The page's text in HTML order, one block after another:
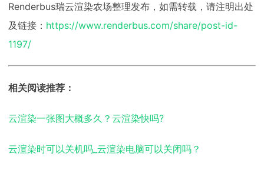
Renderbus瑞云渲染农场整理发布，如需转载，请注明出处
及链接： https://www.renderbus.com/share/post-id-
1197/
相关阅读推荐：
云渲染一张图大概多久？云渲染快吗?
云渲染时可以关机吗_云渲染电脑可以关闭吗？